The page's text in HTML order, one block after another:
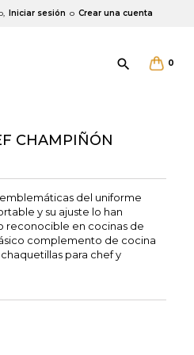
Iniciar sesión o Crear una cuenta
0

CHAMPIÑÓN
emblemáticas del uniforme
y su ajuste lo han
reconocible en cocinas de
complemento de cocina
para chef y